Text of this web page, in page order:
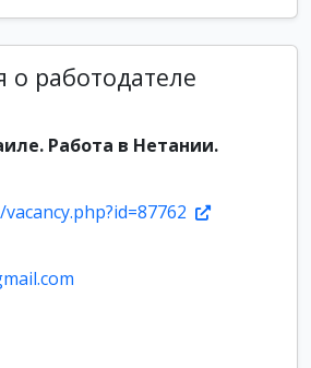
работодателе
Работа в Нетании.